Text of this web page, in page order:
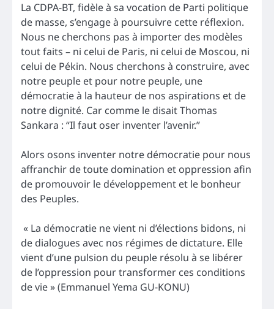
La CDPA-BT, fidèle à sa vocation de Parti politique
de masse, s’engage à poursuivre cette réflexion.
Nous ne cherchons pas à importer des modèles
tout faits – ni celui de Paris, ni celui de Moscou, ni
celui de Pékin. Nous cherchons à construire, avec
notre peuple et pour notre peuple, une
démocratie à la hauteur de nos aspirations et de
notre dignité. Car comme le disait Thomas
Sankara : “Il faut oser inventer l’avenir.”
Alors osons inventer notre démocratie pour nous
affranchir de toute domination et oppression afin
de promouvoir le développement et le bonheur
des Peuples.
« La démocratie ne vient ni d’élections bidons, ni
de dialogues avec nos régimes de dictature. Elle
vient d’une pulsion du peuple résolu à se libérer
de l’oppression pour transformer ces conditions
de vie » (Emmanuel Yema GU-KONU)